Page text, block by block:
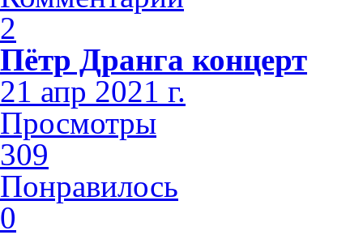
2
Пётр Дранга концерт
21 апр 2021 г.
Просмотры
309
Понравилось
0